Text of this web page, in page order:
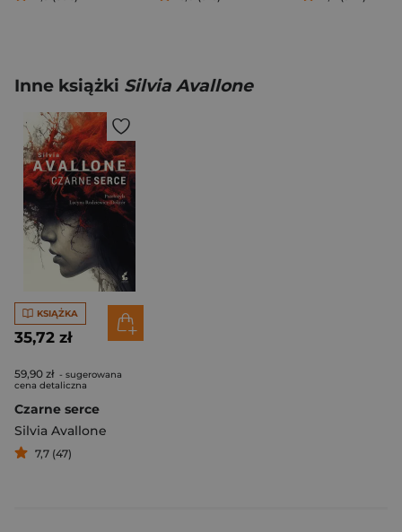
Inne książki Silvia Avallone
KSIĄŻKA
35,72 zł
59,90 zł - sugerowana
cena detaliczna
Czarne serce
Silvia Avallone
7,7 (47)